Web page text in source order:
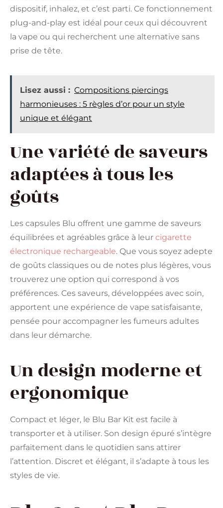
dispositif, inhalez, et c’est parti. Ce fonctionnement
plug-and-play est idéal pour ceux qui découvrent
la vape ou qui recherchent une alternative sans
prise de tête.
Lisez aussi : Compositions piercings
harmonieuses : 5 règles d’or pour un style
unique et élégant
Une variété de saveurs
adaptées à tous les
goûts
Les capsules Blu offrent une gamme de saveurs
équilibrées et agréables grâce à leur cigarette
électronique rechargeable. Que vous soyez adepte
de goûts classiques ou de notes plus légères, vous
trouverez une option qui correspond à vos
préférences. Ces saveurs, développées avec soin,
apportent une expérience de vape satisfaisante,
pensée pour accompagner les fumeurs adultes
dans leur démarche.
Un design moderne et
ergonomique
Compact et léger, le Blu Bar Kit est facile à
transporter et à utiliser. Son design épuré s’intègre
parfaitement dans le quotidien sans attirer
l’attention. Discret et élégant, il s’adapte à tous les
styles de vie.